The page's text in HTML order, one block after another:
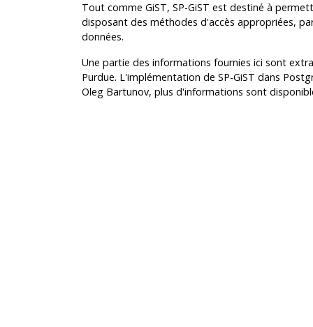
Tout comme GiST, SP-GiST est destiné à
disposant des méthodes d'accès appropriées,
données.
Une partie des informations fournies ici sont
Purdue. L'implémentation de SP-GiST dans
Oleg Bartunov, plus d'informations sont